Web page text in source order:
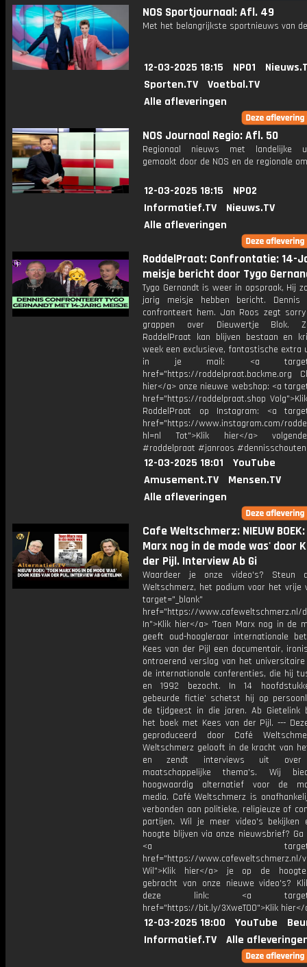
NOS Sportjournaal: Afl. 49
Met het belangrijkste sportnieuws van
12-03-2025 18:15 NPO1
Sporten.TV
Voetbal.TV
Alle afleveringen
NOS Journaal Regio: Afl. 50
Regionaal nieuws met landelijke
gemaakt door de NOS en de regionale
12-03-2025 18:15
NPO2
Informatief.TV
Nieuws.TV
Alle afleveringen
RoddelPraat: Confrontatie: 14-
meisje bericht door Tygo
Tygo Gernandt is weer in opspraak, Hij
jarig meisje hebben bericht. Dennis
confronteert hem. Jan Roos zegt
grappen over Dieuwertje Blok.
RoddelPraat kan blijven bestaan en
week een exclusieve, fantastische extra
in je mail: <a
href="https://roddelpraat.backme.org
hier</a> onze nieuwe webshop: <a
href="https://roddelpraat.shop
RoddelPraat op Instagram: <a
href="https://www.instagram.com/
hl=nl Tot">Klik hier</a>
#roddelpraat #janroos #dennisschouten
12-03-2025 18:01
YouTube
Amusement.TV
Mensen.TV
Alle afleveringen
Cafe Weltschmerz: NIEUW
Marx nog in de mode was' door
der Pijl. Interview Ab Gi
Waardeer je onze video's? Steun
Weltschmerz, het podium voor het vrije
target="_blank"
href="https://www.cafeweltschmerz.nl/
In">Klik hier</a> ‘Toen Marx nog in de
geeft oud-hoogleraar internationale
Kees van der Pijl een documentair,
ontroerend verslag van het
de internationale conferenties, die hij
en 1992 bezocht. In 14
gebeurde fictie' schetst hij op
de tijdgeest in die jaren. Ab Gietelink
het boek met Kees van der Pijl. ---
geproduceerd door Café
Weltschmerz gelooft in de kracht van
en zendt interviews uit over
maatschappelijke thema's. Wij
hoogwaardig alternatief voor de
media. Café Weltschmerz is
verbonden aan politieke, religieuze of
partijen. Wil je meer video's bekijken
hoogte blijven via onze nieuwsbrief? Ga
<a
href="https://www.cafeweltschmerz.nl/
Wil">Klik hier</a> je op de
gebracht van onze nieuwe video's?
deze link: <a
href="https://bit.ly/3XweTO0">Klik hier</
12-03-2025 18:00 YouTube
Informatief.TV
Alle